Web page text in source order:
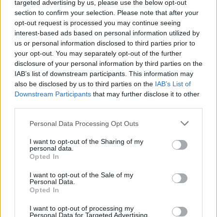
targeted advertising by us, please use the below opt-out
section to confirm your selection. Please note that after your
opt-out request is processed you may continue seeing
interest-based ads based on personal information utilized by
us or personal information disclosed to third parties prior to
your opt-out. You may separately opt-out of the further
disclosure of your personal information by third parties on the
IAB’s list of downstream participants. This information may
also be disclosed by us to third parties on the IAB’s List of
Downstream Participants that may further disclose it to other
Personal Data Processing Opt Outs
I want to opt-out of the Sharing of my
personal data.
Opted In
I want to opt-out of the Sale of my
Personal Data.
Opted In
I want to opt-out of processing my
Personal Data for Targeted Advertising.
Δύο μαύρα πουκάμισα spoiler: Η
άφιξη της Μαρκέλλας φέρνει κι ένα
θαμμένο μυστικό από την Κρήτη
Βανέσα Αδαμοπούλου: «Η φήμη
Κρίνο και Αγκάθι Spoiler: Η νύφη-
δολοφόνος! Το νυφικό με το
κρυμμένο μαχαίρι και η αιματηρή
DPG NETWORK